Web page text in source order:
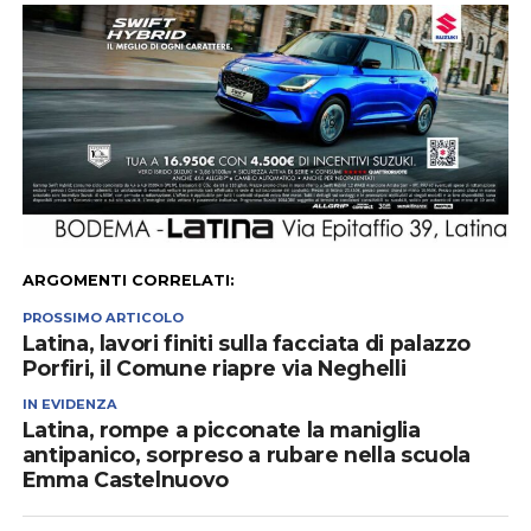
ARGOMENTI CORRELATI:
PROSSIMO ARTICOLO
Latina, lavori finiti sulla facciata di palazzo
Porfiri, il Comune riapre via Neghelli
IN EVIDENZA
Latina, rompe a picconate la maniglia
antipanico, sorpreso a rubare nella scuola
Emma Castelnuovo